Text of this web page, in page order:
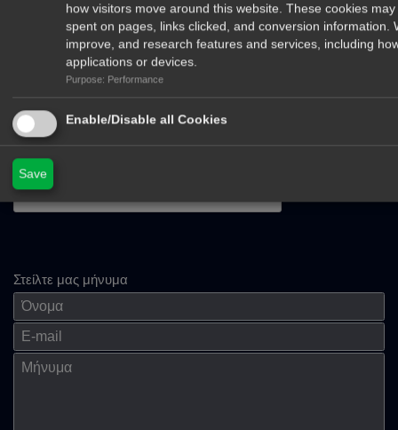
Δέχομαι να λαμβάνω newsletters από το περιοδικό Το Ψάρεμα και
τα μυστικά του
Στείλτε μας μήνυμα
Όνομα
E-mail
Μήνημα
how visitors move around this website. These cookies
spent on pages, links clicked, and conversion
improve, and research features and services, including
applications or devices.
Purpose: Performance
Enable/Disable all Cookies
Save